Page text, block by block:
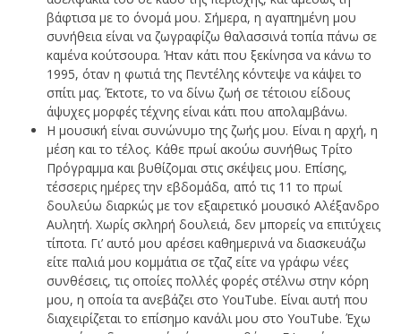
βάφτισα με το όνομά μου. Σήμερα, η αγαπημένη μου
συνήθεια είναι να ζωγραφίζω θαλασσινά τοπία πάνω σε
καμένα κούτσουρα. Ήταν κάτι που ξεκίνησα να κάνω το
1995, όταν η φωτιά της Πεντέλης κόντεψε να κάψει το
σπίτι μας. Έκτοτε, το να δίνω ζωή σε τέτοιου είδους
άψυχες μορφές τέχνης είναι κάτι που απολαμβάνω.
Η μουσική είναι συνώνυμο της ζωής μου. Είναι η αρχή, η
μέση και το τέλος. Κάθε πρωί ακούω συνήθως Τρίτο
Πρόγραμμα και βυθίζομαι στις σκέψεις μου. Επίσης,
τέσσερις ημέρες την εβδομάδα, από τις 11 το πρωί
δουλεύω διαρκώς με τον εξαιρετικό μουσικό Αλέξανδρο
Αυλητή. Χωρίς σκληρή δουλειά, δεν μπορείς να επιτύχεις
τίποτα. Γι’ αυτό μου αρέσει καθημερινά να διασκευάζω
είτε παλιά μου κομμάτια σε τζαζ είτε να γράφω νέες
συνθέσεις, τις οποίες πολλές φορές στέλνω στην κόρη
μου, η οποία τα ανεβάζει στο YouTube. Είναι αυτή που
διαχειρίζεται το επίσημο κανάλι μου στο YouTube. Έχω